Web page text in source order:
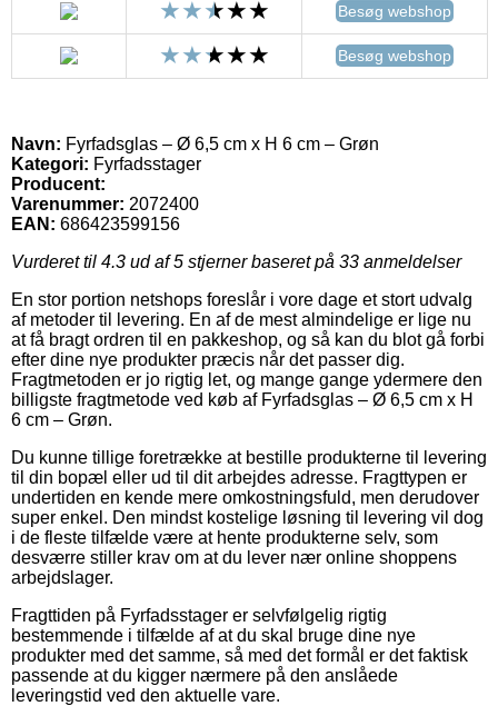
Besøg webshop
Besøg webshop
Navn: Fyrfadsglas – Ø 6,5 cm x H 6 cm – Grøn
Kategori: Fyrfadsstager
Producent:
Varenummer: 2072400
EAN: 686423599156
Vurderet til 4.3 ud af 5 stjerner baseret på 33 anmeldelser
En stor portion netshops foreslår i vore dage et stort udvalg
af metoder til levering. En af de mest almindelige er lige nu
at få bragt ordren til en pakkeshop, og så kan du blot gå forbi
efter dine nye produkter præcis når det passer dig.
Fragtmetoden er jo rigtig let, og mange gange ydermere den
billigste fragtmetode ved køb af Fyrfadsglas – Ø 6,5 cm x H
6 cm – Grøn.
Du kunne tillige foretrække at bestille produkterne til levering
til din bopæl eller ud til dit arbejdes adresse. Fragttypen er
undertiden en kende mere omkostningsfuld, men derudover
super enkel. Den mindst kostelige løsning til levering vil dog
i de fleste tilfælde være at hente produkterne selv, som
desværre stiller krav om at du lever nær online shoppens
arbejdslager.
Fragttiden på Fyrfadsstager er selvfølgelig rigtig
bestemmende i tilfælde af at du skal bruge dine nye
produkter med det samme, så med det formål er det faktisk
passende at du kigger nærmere på den anslåede
leveringstid ved den aktuelle vare.